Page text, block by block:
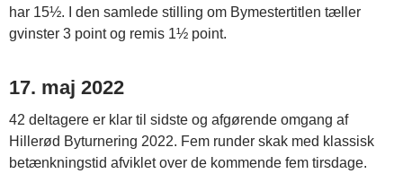
har 15½. I den samlede stilling om Bymestertitlen tæller
gvinster 3 point og remis 1½ point.
17. maj 2022
42 deltagere er klar til sidste og afgørende omgang af
Hillerød Byturnering 2022. Fem runder skak med klassisk
betænkningstid afviklet over de kommende fem tirsdage.